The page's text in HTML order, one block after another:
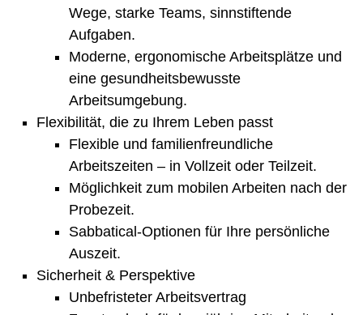
Wege, starke Teams, sinnstiftende
Aufgaben.
Moderne, ergonomische Arbeitsplätze und
eine gesundheitsbewusste
Arbeitsumgebung.
Flexibilität, die zu Ihrem Leben passt
Flexible und familienfreundliche
Arbeitszeiten – in Vollzeit oder Teilzeit.
Möglichkeit zum mobilen Arbeiten nach der
Probezeit.
Sabbatical-Optionen für Ihre persönliche
Auszeit.
Sicherheit & Perspektive
Unbefristeter Arbeitsvertrag